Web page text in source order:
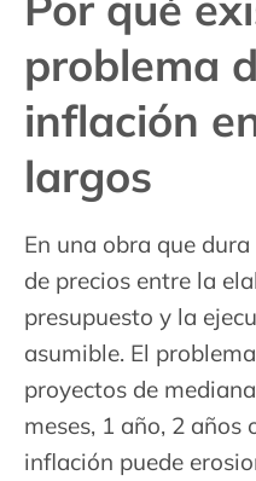
problema
inflación
largos
En una obra que
de precios entre la
presupuesto y la
asumible. El
proyectos de
meses, 1 año, 2
inflación puede